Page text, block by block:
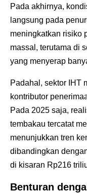
Pada akhirnya,
langsung pada
meningkatkan risiko
massal, terutama di
yang menyerap
Padahal, sektor IHT
kontributor
Pada 2025 saja,
tembakau tercatat
menunjukkan tren
dibandingkan
di kisaran Rp216
Benturan